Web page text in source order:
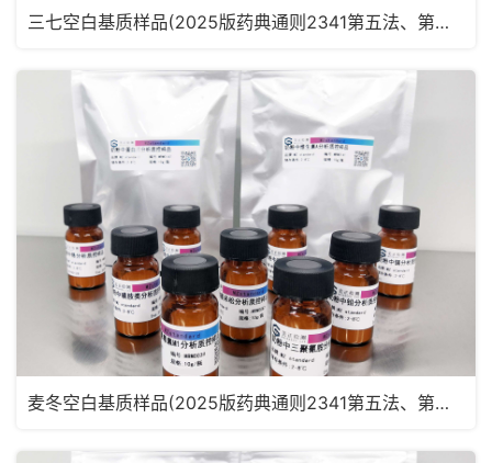
三七空白基质样品(2025版药典通则2341第五法、第六法)MRM2182
麦冬空白基质样品(2025版药典通则2341第五法、第六法)MRM2181